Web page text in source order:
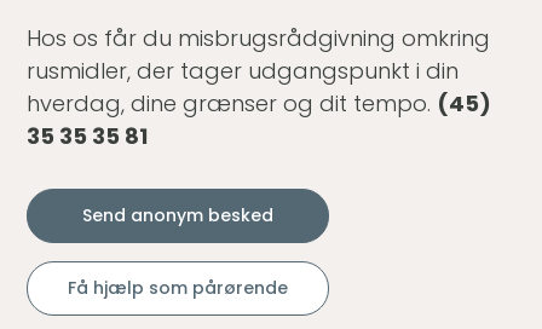
Hos os får du misbrugsrådgivning omkring
rusmidler, der tager udgangspunkt i din
hverdag, dine grænser og dit tempo. (45)
35 35 35 81
Send anonym besked
Få hjælp som pårørende